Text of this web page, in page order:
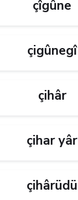
çîgûne
çigûnegî
çihâr
çihar yâr
çihârüdü